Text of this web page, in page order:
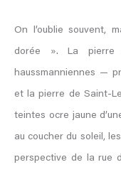
On l’oublie souvent,
dorée ». La pierre
haussmanniennes —
et la pierre de Saint-
teintes ocre jaune
au coucher du soleil,
perspective de la rue